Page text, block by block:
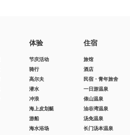
体验
节庆活动
骑行
高尔夫
潜水
冲浪
海上皮划艇
游船
海水浴场
住宿
旅馆
酒店
民宿・青年旅舍
一日游温泉
俵山温泉
油谷湾温泉
汤免温泉
长门汤本温泉